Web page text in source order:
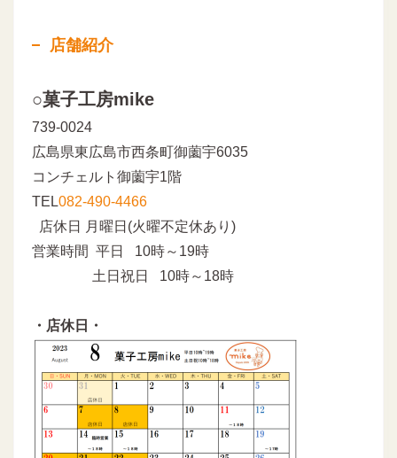
店舗紹介
○菓子工房mike
739-0024
広島県東広島市西条町御薗宇6035
コンチェルト御薗宇1階
TEL082-490-4466
店休日 月曜日(火曜不定休あり)
営業時間 平日 10時～19時
土日祝日 10時～18時
・店休日・